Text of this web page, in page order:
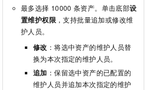
最多选择 10000 条资产。单击底部设
置维护权限 ，支持批量追加或修改维
护人员。
修改 ：将选中资产的维护人员替
换为本次指定的维护人员。
追加 ：保留选中资产的已配置的
维护人员并追加本次指定的维护